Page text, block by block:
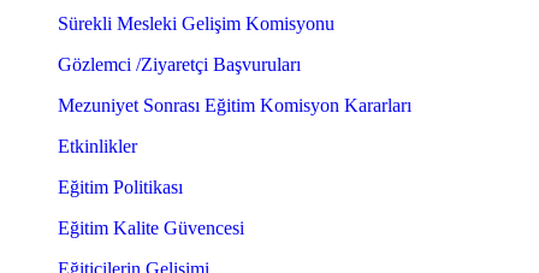
Sürekli Mesleki Gelişim Komisyonu
Gözlemci /Ziyaretçi Başvuruları
Mezuniyet Sonrası Eğitim Komisyon Kararları
Etkinlikler
Eğitim Politikası
Eğitim Kalite Güvencesi